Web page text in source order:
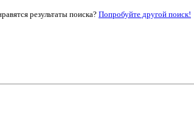
результаты поиска? Попробуйте другой поиск!